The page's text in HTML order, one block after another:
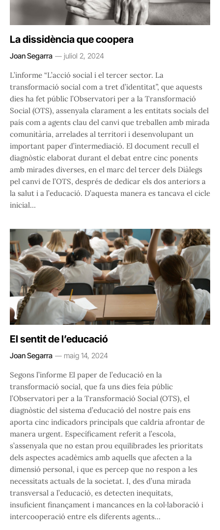
La dissidència que coopera
Joan Segarra juliol 2, 2024
L’informe “L’acció social i el tercer sector. La
transformació social com a tret d’identitat”, que aquests
dies ha fet públic l’Observatori per a la Transformació
Social (OTS), assenyala clarament a les entitats socials del
país com a agents clau del canvi que treballen amb mirada
comunitària, arrelades al territori i desenvolupant un
important paper d’intermediació. El document recull el
diagnòstic elaborat durant el debat entre cinc ponents
amb mirades diverses, en el marc del tercer dels Diàlegs
pel canvi de l’OTS, després de dedicar els dos anteriors a
la salut i a l’educació. D’aquesta manera es tancava el cicle
inicial…
El sentit de l’educació
Joan Segarra maig 14, 2024
Segons l’informe El paper de l’educació en la
transformació social, que fa uns dies feia públic
l’Observatori per a la Transformació Social (OTS), el
diagnòstic del sistema d’educació del nostre país ens
aporta cinc indicadors principals que caldria afrontar de
manera urgent. Específicament referit a l’escola,
s’assenyala que no estan prou equilibrades les prioritats
dels aspectes acadèmics amb aquells que afecten a la
dimensió personal, i que es percep que no respon a les
necessitats actuals de la societat. I, des d’una mirada
transversal a l’educació, es detecten inequitats,
insuficient finançament i mancances en la col·laboració i
intercooperació entre els diferents agents…